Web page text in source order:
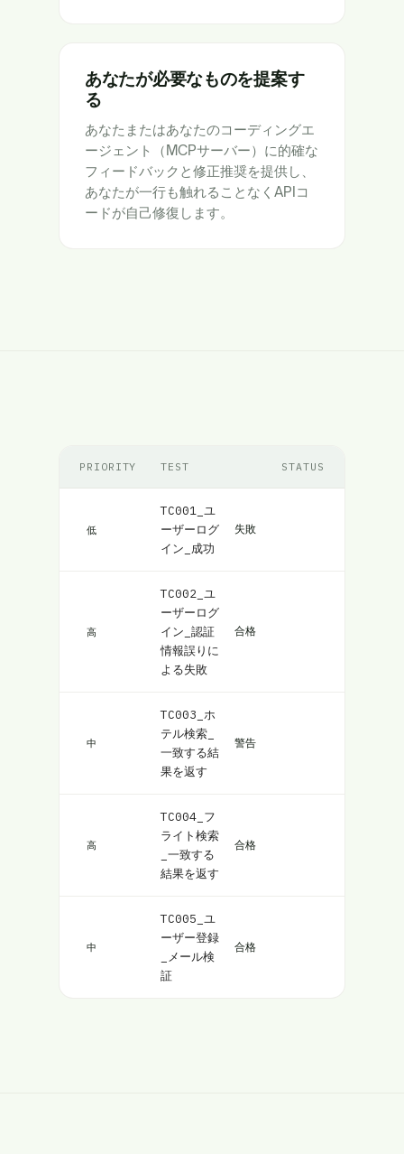
あなたが必要なものを提案す
る
あなたまたはあなたのコーディングエ
ージェント（MCPサーバー）に的確な
フィードバックと修正推奨を提供し、
あなたが一行も触れることなくAPIコ
ードが自己修復します。
PRIORITY TEST STATUS
低
TC001_ユ
ーザーログ
イン_成功
失敗
高
TC002_ユ
ーザーログ
イン_認証
情報誤りに
よる失敗
合格
中
TC003_ホ
テル検索_
一致する結
果を返す
警告
高
TC004_フ
ライト検索
_一致する
結果を返す
合格
中
TC005_ユ
ーザー登録
_メール検
証
合格